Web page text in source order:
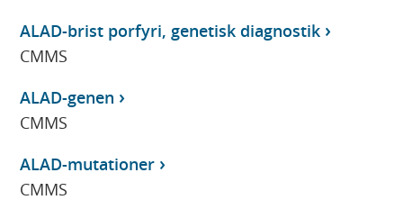
ALAD-brist porfyri, genetisk diagnostik
CMMS
ALAD-genen
CMMS
ALAD-mutationer
CMMS